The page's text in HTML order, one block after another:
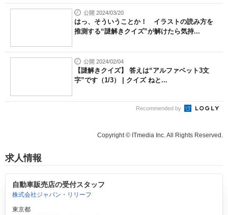
公開 2024/03/20
はっ、そういうことか！ イラストの読み方を
推測する“謎解きクイズ”が解けたら気持...
公開 2024/02/04
【謎解きクイズ】 答えは“アルファベット3文
字”です（1/3） | クイズ ねと...
Recommended by
Copyright © ITmedia Inc. All Rights Reserved.
求人情報
自動車販売店の受付スタッフ
株式会社ジャパン・リリーフ
東京都